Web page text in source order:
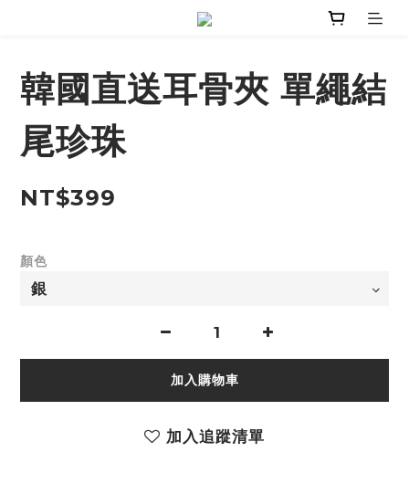
韓國直送耳骨夾 單繩結
尾珍珠
NT$399
顏色
加入購物車
加入追蹤清單